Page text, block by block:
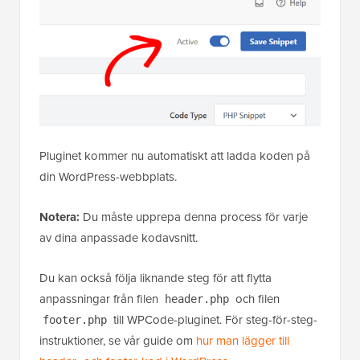
Pluginet kommer nu automatiskt att ladda koden på
din WordPress-webbplats.
Notera: Du måste upprepa denna process för varje
av dina anpassade kodavsnitt.
Du kan också följa liknande steg för att flytta
anpassningar från filen
header.php och filen
footer.php till WPCode-pluginet. För steg-för-steg-
instruktioner, se vår guide om hur man lägger till